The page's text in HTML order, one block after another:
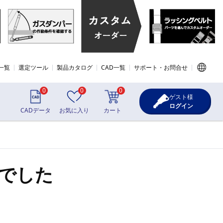
覧 選定ツール 製品カタログ CAD一覧 サポート・お問合せ
0
CADデータ
0
お気に入り
0
カート
ゲスト様
ログイン
した